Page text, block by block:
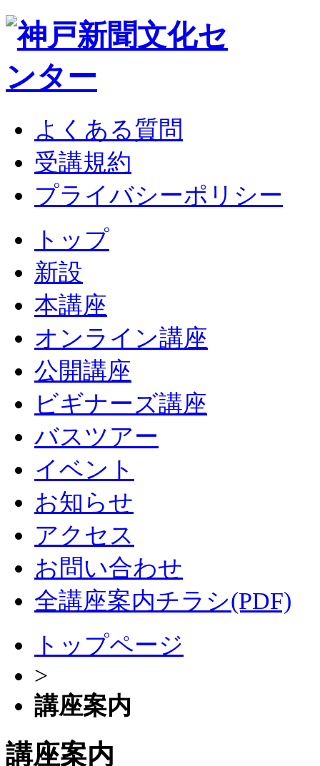
よくある質問
受講規約
プライバシーポリシー
トップ
新設
本講座
オンライン講座
公開講座
ビギナーズ講座
バスツアー
イベント
お知らせ
アクセス
お問い合わせ
全講座案内チラシ(PDF)
トップページ
>
講座案内
講座案内